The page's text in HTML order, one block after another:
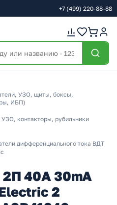
+7 (499) 220-88-88
УЗО, щиты, боксы,
ИБП)
контакторы, рубильники
дифференциального тока ВДТ
40A 30mA
2